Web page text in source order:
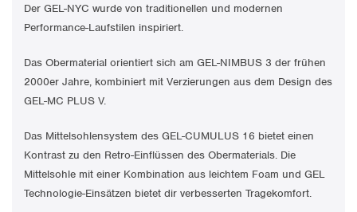
Der GEL-NYC wurde von traditionellen und modernen
Performance-Laufstilen inspiriert.
Das Obermaterial orientiert sich am GEL-NIMBUS 3 der frühen
2000er Jahre, kombiniert mit Verzierungen aus dem Design des
GEL-MC PLUS V.
Das Mittelsohlensystem des GEL-CUMULUS 16 bietet einen
Kontrast zu den Retro-Einflüssen des Obermaterials. Die
Mittelsohle mit einer Kombination aus leichtem Foam und GEL
Technologie-Einsätzen bietet dir verbesserten Tragekomfort.